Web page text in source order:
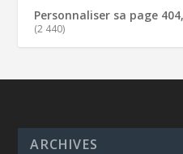
Personnaliser sa page
(2 440)
ARCHIVES